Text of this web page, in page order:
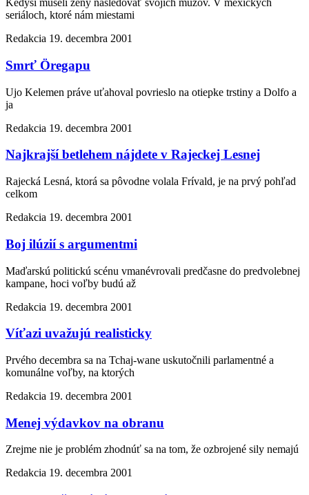
Kedysi museli ženy nasledovať svojich mužov. V mexických
seriáloch, ktoré nám miestami
Redakcia 19. decembra 2001
Smrť Öregapu
Ujo Kelemen práve uťahoval povrieslo na otiepke trstiny a Dolfo a
ja
Redakcia 19. decembra 2001
Najkrajší betlehem nájdete v Rajeckej Lesnej
Rajecká Lesná, ktorá sa pôvodne volala Frívald, je na prvý pohľad
celkom
Redakcia 19. decembra 2001
Boj ilúzií s argumentmi
Maďarskú politickú scénu vmanévrovali predčasne do predvolebnej
kampane, hoci voľby budú až
Redakcia 19. decembra 2001
Víťazi uvažujú realisticky
Prvého decembra sa na Tchaj-wane uskutočnili parlamentné a
komunálne voľby, na ktorých
Redakcia 19. decembra 2001
Menej výdavkov na obranu
Zrejme nie je problém zhodnúť sa na tom, že ozbrojené sily nemajú
Redakcia 19. decembra 2001